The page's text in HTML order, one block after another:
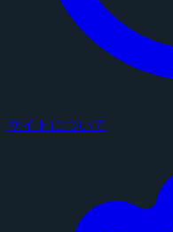
サイトについて